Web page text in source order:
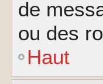
de
ou des
Haut